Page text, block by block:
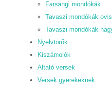
Farsangi mondókák
Tavaszi mondókák
Tavaszi mondókák
Nyelvtörők
Kiszámolók
Altató versek
Versek gyerekeknek